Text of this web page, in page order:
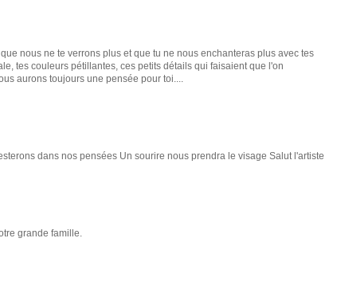
nous ne te verrons plus et que tu ne nous enchanteras plus avec tes
tes couleurs pétillantes, ces petits détails qui faisaient que l'on
aurons toujours une pensée pour toi....
dans nos pensées Un sourire nous prendra le visage Salut l'artiste
grande famille.